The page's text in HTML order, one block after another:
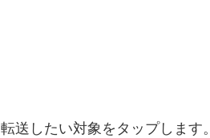
転送したい対象をタップします。